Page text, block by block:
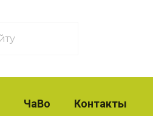
ЧаВо Контакты